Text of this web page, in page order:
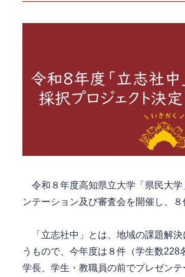
令和８年度高知県立大学「県民大学
ンテーション及び審査会を開催し、
「立志社中」とは、地域の課題解決
うもので、今年度は８件（学生数
学長、学生・教職員の前でプレゼン